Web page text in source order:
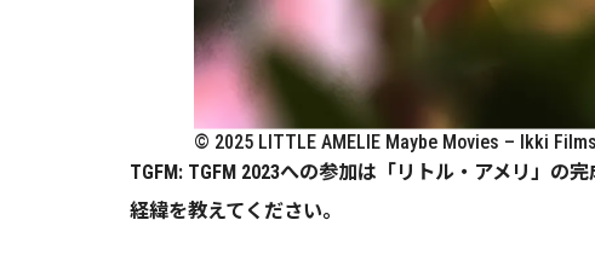
© 2025 LITTLE AMELIE Maybe Movies – Ikki
TGFM: TGFM 2023への参加は「リトル・アメリ」
経緯を教えてください。